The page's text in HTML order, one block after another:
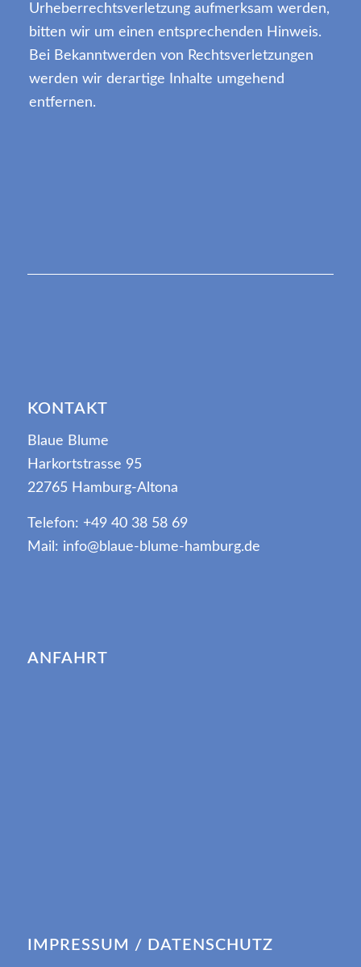
Urheberrechtsverletzung aufmerksam werden,
bitten wir um einen entsprechenden Hinweis.
Bei Bekanntwerden von Rechtsverletzungen
werden wir derartige Inhalte umgehend
entfernen.
KONTAKT
Blaue Blume
Harkortstrasse 95
22765 Hamburg-Altona
Telefon: +49 40 38 58 69
Mail: info@blaue-blume-hamburg.de
ANFAHRT
IMPRESSUM / DATENSCHUTZ